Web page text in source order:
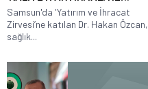
Samsun'da 'Yatırım ve İhracat
Zirvesi’ne katılan Dr. Hakan Özcan,
sağlık...